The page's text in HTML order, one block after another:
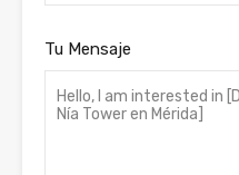
Tu Mensaje